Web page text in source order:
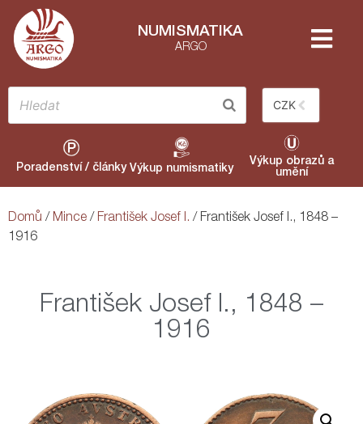
NUMISMATIKA
ARGO
CZK
Poradenství / články Výkup numismatiky
Výkup obrazů a
umění
Domů / Mince / František Josef I. / František Josef I., 1848 –
1916
František Josef I., 1848 –
1916